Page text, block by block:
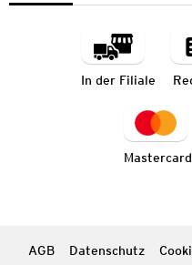
In der Filiale
Mastercard
AGB Datenschutz